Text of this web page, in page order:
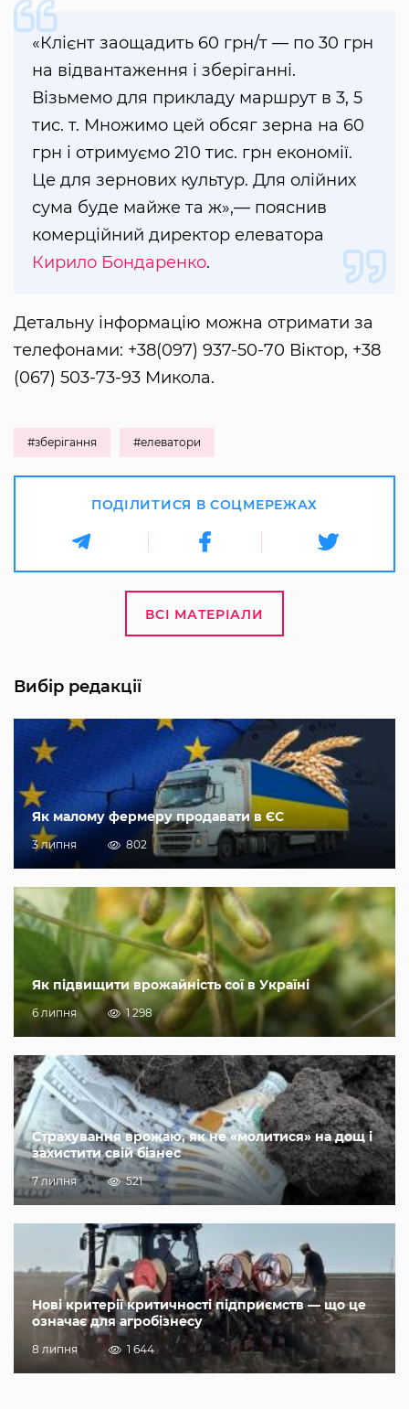
«Клієнт заощадить 60 грн/т — по 30 грн
на відвантаження і зберіганні.
Візьмемо для прикладу маршрут в 3, 5
тис. т. Множимо цей обсяг зерна на 60
грн і отримуємо 210 тис. грн економії.
Це для зернових культур. Для олійних
сума буде майже та ж»,— пояснив
комерційний директор елеватора
Кирило Бондаренко.
Детальну інформацію можна отримати за
телефонами: +38(097) 937-50-70 Віктор, +38
(067) 503-73-93 Микола.
#зберігання #елеватори
ПОДІЛИТИСЯ В СОЦМЕРЕЖАХ
ВСІ МАТЕРІАЛИ
Вибір редакції
Як малому фермеру продавати в ЄС
3 липня 802
Як підвищити врожайність сої в Україні
6 липня 1 298
Страхування врожаю, як не «молитися» на дощ і
захистити свій бізнес
7 липня 521
Нові критерії критичності підприємств — що це
означає для агробізнесу
8 липня 1 644